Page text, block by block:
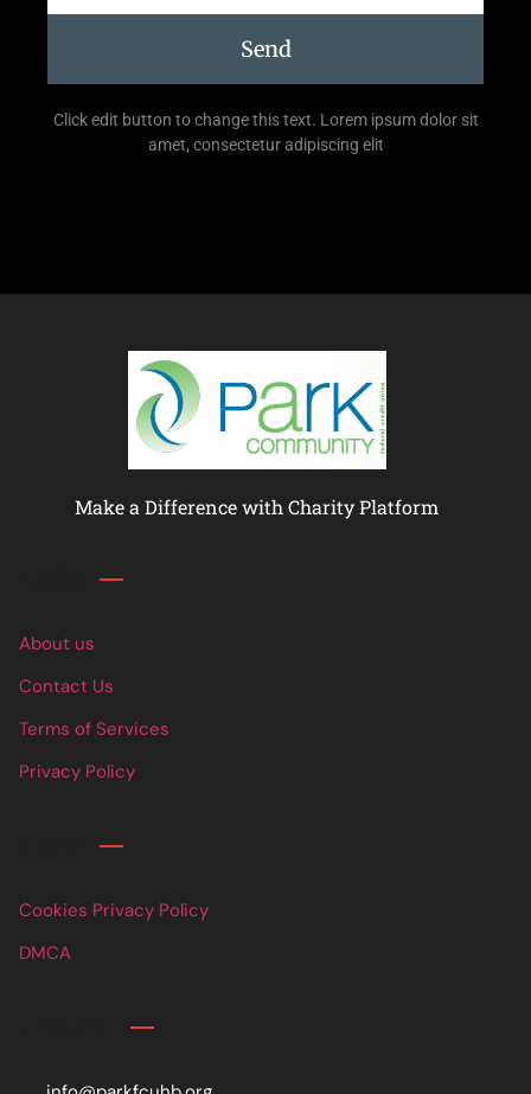
Send
Click edit button to change this text. Lorem ipsum dolor sit
amet, consectetur adipiscing elit
Make a Difference with Charity Platform
About us
Contact Us
Terms of Services
Privacy Policy
Cookies Privacy Policy
DMCA